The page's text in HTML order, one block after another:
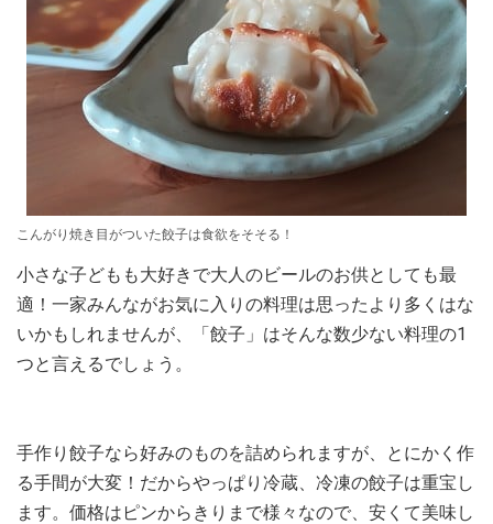
こんがり焼き目がついた餃子は食欲をそそる！
小さな子どもも大好きで大人のビールのお供としても最
適！一家みんながお気に入りの料理は思ったより多くはな
いかもしれませんが、「餃子」はそんな数少ない料理の1
つと言えるでしょう。
手作り餃子なら好みのものを詰められますが、とにかく作
る手間が大変！だからやっぱり冷蔵、冷凍の餃子は重宝し
ます。価格はピンからきりまで様々なので、安くて美味し